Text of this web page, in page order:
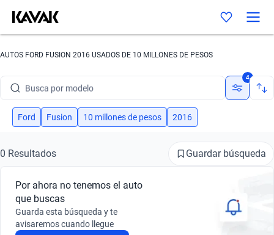
AUTOS FORD FUSION 2016 USADOS DE 10 MILLONES DE PESOS
Busca por modelo
Busca por versión
Busca por marca
Busca por modelo
Busca por versión
4
Ford Fusion 10 millones de pesos 2016
0 Resultados Guardar búsqueda
Por ahora no tenemos el auto
que buscas
Guarda esta búsqueda y te
avisaremos cuando llegue